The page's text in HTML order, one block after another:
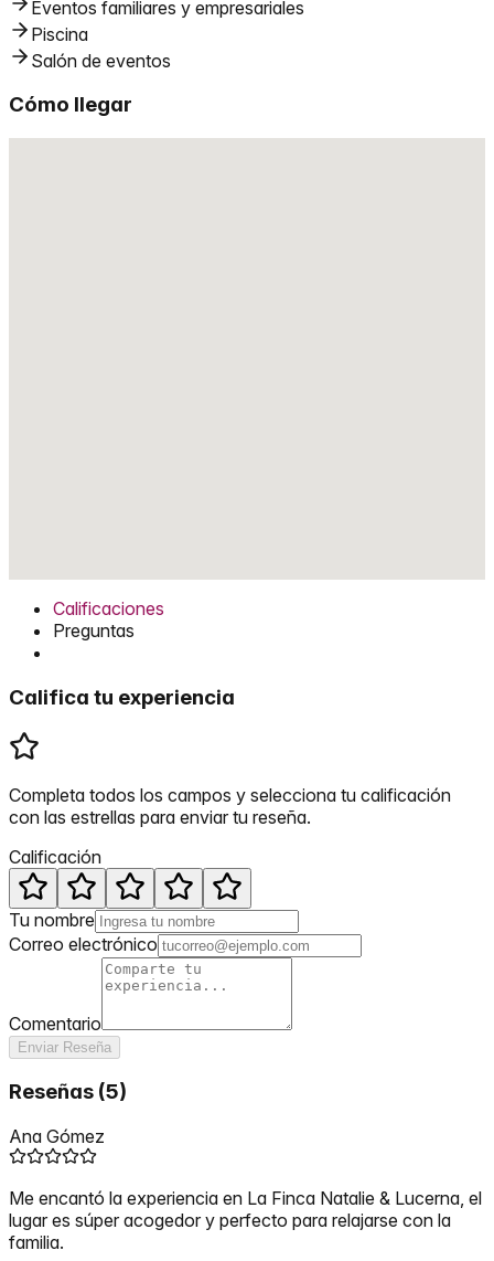
Eventos familiares y empresariales
Piscina
Salón de eventos
Cómo llegar
Calificaciones
Preguntas
Califica tu experiencia
Completa todos los campos y selecciona tu calificación
con las estrellas para enviar tu reseña.
Calificación
Tu nombre
Correo electrónico
Comentario
Enviar Reseña
Reseñas (5)
Ana Gómez
Me encantó la experiencia en La Finca Natalie & Lucerna, el
lugar es súper acogedor y perfecto para relajarse con la
familia.